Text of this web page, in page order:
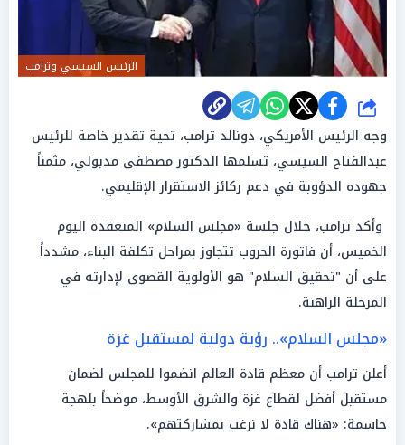
الرئيس السيسي وترامب
شارك
وجه الرئيس الأمريكي، دونالد ترامب، تحية تقدير خاصة للرئيس
عبدالفتاح السيسي، تسلمها الدكتور مصطفى مدبولي، مثمناً
جهوده الدؤوبة في دعم ركائز الاستقرار الإقليمي.
وأكد ترامب، خلال جلسة «مجلس السلام» المنعقدة اليوم
الخميس، أن فاتورة الحروب تتجاوز بمراحل تكلفة البناء، مشدداً
على أن "تحقيق السلام" هو الأولوية القصوى لإدارته في
المرحلة الراهنة.
«مجلس السلام».. رؤية دولية لمستقبل غزة
أعلن ترامب أن معظم قادة العالم انضموا للمجلس لضمان
مستقبل أفضل لقطاع غزة والشرق الأوسط، موضحاً بلهجة
حاسمة: «هناك قادة لا نرغب بمشاركتهم».